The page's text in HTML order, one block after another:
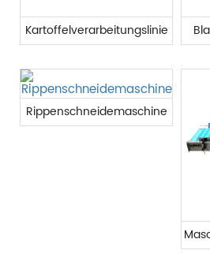
Kartoffelverarbeitungslinie
Rippenschneidemaschine